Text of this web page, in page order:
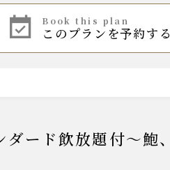
book this plan
このプランを予約する